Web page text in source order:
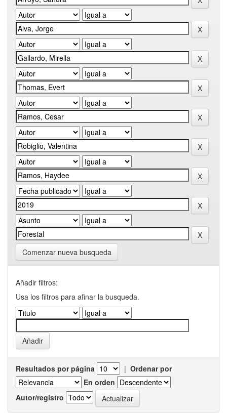
Comenzar nueva busqueda
Añadir filtros:
Usa los filtros para afinar la busqueda.
Resultados por página | Ordenar por
En orden
Autor/registro